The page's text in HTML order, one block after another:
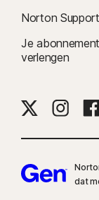
Norton Support
Je abonnement
verlengen
dat